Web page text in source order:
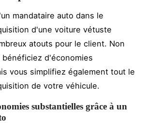
mandataire auto dans le
d'une voiture vétuste
atouts pour le client. Non
bénéficiez d'économies
vous simplifiez également tout le
de votre véhicule.
substantielles grâce à un